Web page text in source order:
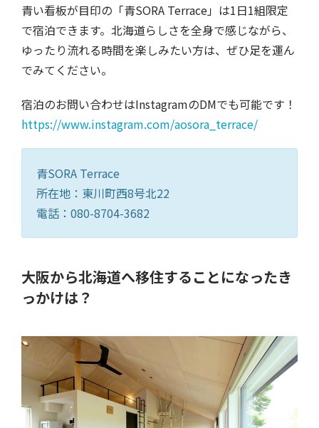
青い看板が目印の「青SORA Terrace」は1日1組限定
で宿泊できます。北海道らしさを全身で感じながら、
ゆったり流れる時間を楽しみたい方は、ぜひ足を運ん
でみてください。
宿泊のお問い合わせはInstagramのDMでも可能です！
https://www.instagram.com/aosora_terrace/
青SORA Terrace
所在地：東川町西8号北22
電話：080-8704-3682
大阪から北海道へ移住することになったき
っかけは？